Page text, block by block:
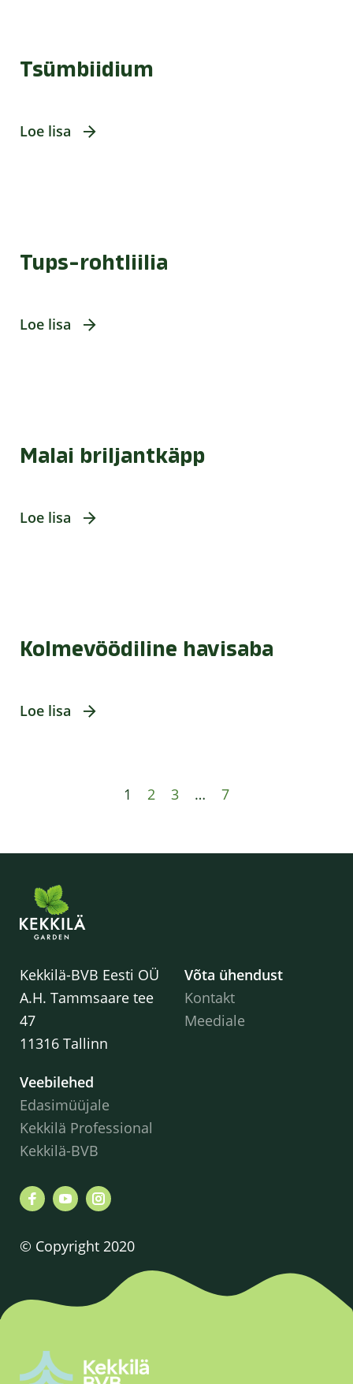
Tsümbiidium
Loe lisa
Tups-rohtliilia
Loe lisa
Malai briljantkäpp
Loe lisa
Kolmevöödiline havisaba
Loe lisa
1 2 3 … 7
Kekkilä-BVB Eesti OÜ
A.H. Tammsaare tee
47
11316 Tallinn
Võta ühendust
Kontakt
Meediale
Veebilehed
Edasimüüjale
Kekkilä Professional
Kekkilä-BVB
© Copyright 2020